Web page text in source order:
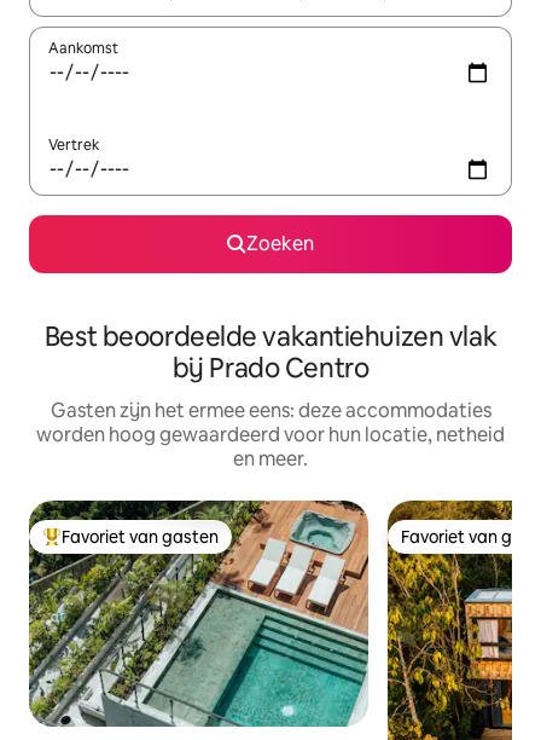
Aankomst
Vertrek
Zoeken
Best beoordeelde vakantiehuizen vlak
bij Prado Centro
Gasten zijn het ermee eens: deze accommodaties
worden hoog gewaardeerd voor hun locatie, netheid
en meer.
Topfavoriet van gasten
Favoriet van gasten Favoriet van
Favoriet van